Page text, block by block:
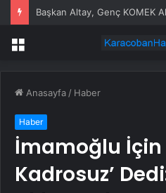
Menü
Anasayfa / Haber
Haber
İmamoğlu İçin
Kadrosuz’